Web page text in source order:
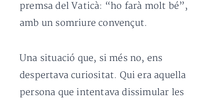
premsa del Vaticà: “ho farà molt bé”,
amb un somriure convençut.
Una situació que, si més no, ens
despertava curiositat. Qui era aquella
persona que intentava dissimular les